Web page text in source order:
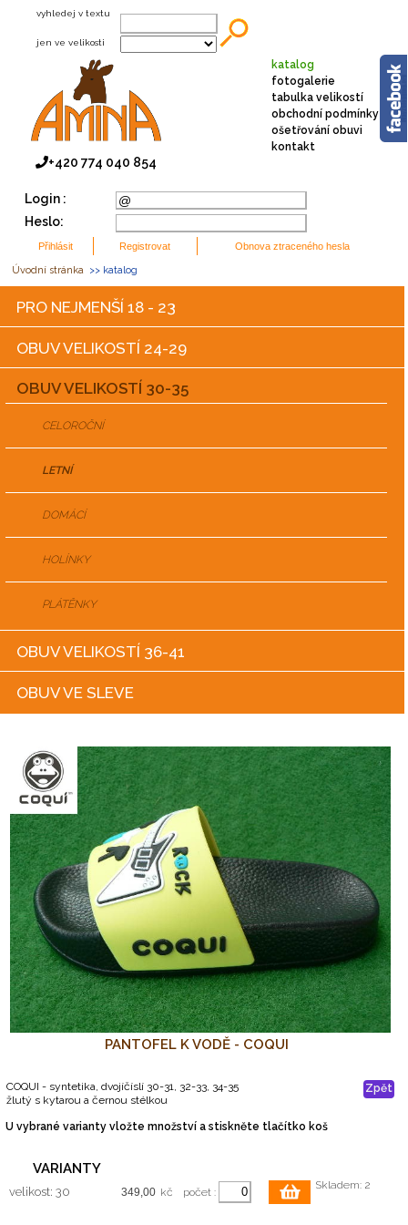
+420 774 040 854
vyhledej v textu
jen ve velikosti
Login :
Heslo:
Úvodní stránka >> katalog
katalog
fotogalerie
tabulka velikostí
obchodní podmínky
ošetřování obuvi
kontakt
PRO NEJMENŠÍ 18 - 23
OBUV VELIKOSTÍ 24-29
OBUV VELIKOSTÍ 30-35
CELOROČNÍ
LETNÍ
DOMÁCÍ
HOLÍNKY
PLÁTĚNKY
OBUV VELIKOSTÍ 36-41
OBUV VE SLEVE
PANTOFEL K VODĚ - COQUI
Zpět
COQUI - syntetika, dvojíčíslí 30-31, 32-33, 34-35
žlutý s kytarou a černou stélkou
U vybrané varianty vložte množství a stiskněte tlačítko koš
VARIANTY
velikost: 30 kč počet :
Skladem: 2